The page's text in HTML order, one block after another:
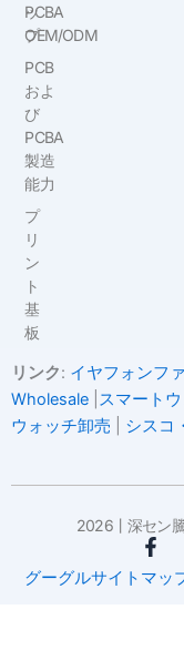
ッ
プ
PCBA
OEM/ODM
PCB
およ
び
PCBA
製造
能力
プ
リ
ン
ト
基
板
リンク: イヤフォンフ
Wholesale スマート
ウォッチ卸売
シスコ
2026丨深セン
フ
イ
グーグルサイトマッ